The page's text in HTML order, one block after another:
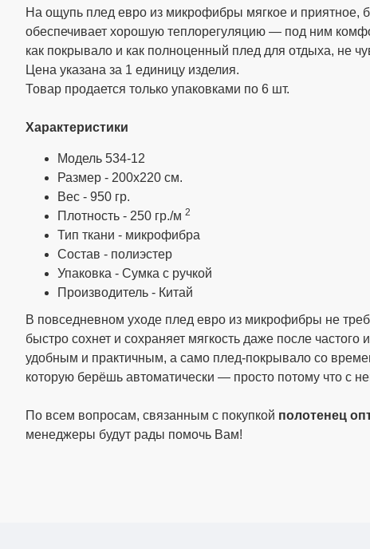
На ощупь плед евро из микрофибры мягкое и приятное,
обеспечивает хорошую теплорегуляцию — под ним
как покрывало и как полноценный плед для отдыха, не
Цена указана за 1 единицу изделия.
Товар продается только упаковками по 6 шт.
Характеристики
Модель 534-12
Размер - 200х220 см.
Вес - 950 гр.
Плотность - 250 гр./м 2
Тип ткани - микрофибра
Состав - полиэстер
Упаковка - Сумка с ручкой
Производитель - Китай
В повседневном уходе плед евро из микрофибры не
быстро сохнет и сохраняет мягкость даже после
удобным и практичным, а само плед-покрывало со
которую берёшь автоматически — просто потому что с
По всем вопросам, связанным с покупкой полотенец
менеджеры будут рады помочь Вам!